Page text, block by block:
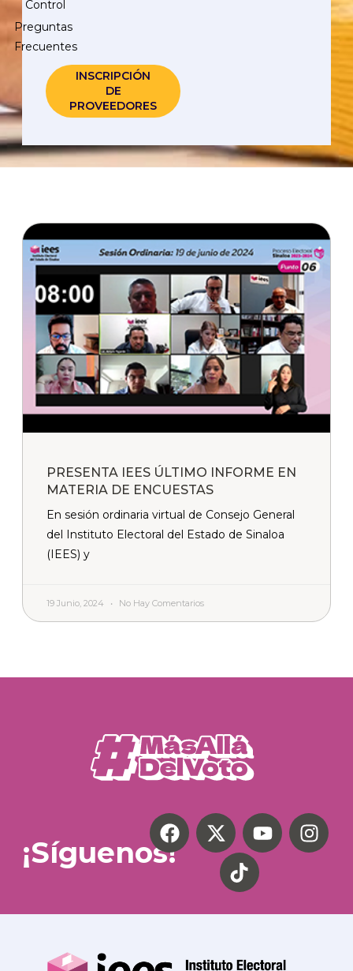
Control
Preguntas
Frecuentes
INSCRIPCIÓN
DE
PROVEEDORES
PRESENTA IEES ÚLTIMO INFORME EN
MATERIA DE ENCUESTAS
En sesión ordinaria virtual de Consejo General
del Instituto Electoral del Estado de Sinaloa
(IEES) y
19 Junio, 2024 No Hay Comentarios
¡Síguenos!